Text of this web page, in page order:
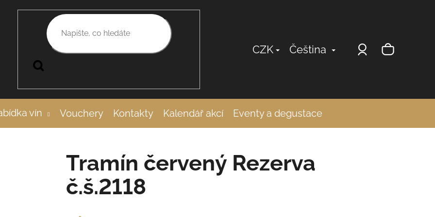
vín Vouchery Kontakty Kalendář akcí Eventy a degustace
CZK Čeština Přihlášení
Tramín červený Rezerva
č.š.2118